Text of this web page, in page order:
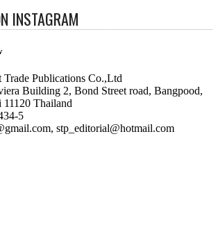
INSTAGRAM
Trade Publications Co.,Ltd
Building 2, Bond Street road, Bangpood,
Thailand
5
, stp_editorial@hotmail.com